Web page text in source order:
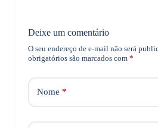
Deixe um comentário
O seu endereço de e-mail não será
obrigatórios são marcados com *
Nome *